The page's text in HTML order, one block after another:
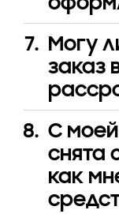
Могу
заказ
С
снята
как